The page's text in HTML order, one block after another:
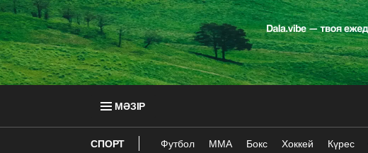
МӘЗІР
СПОРТ Футбол ММА Бокс Хоккей Күрес